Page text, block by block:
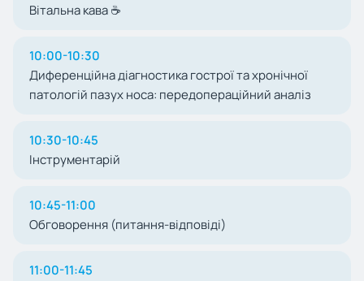
Вітальна кава ☕
10:00-10:30
Диференційна діагностика гострої та хронічної
патологій пазух носа: передопераційний аналіз
10:30-10:45
Інструментарій
10:45-11:00
Обговорення (питання-відповіді)
11:00-11:45